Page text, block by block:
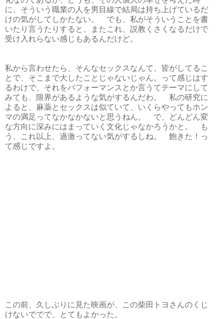
に、そういう職業の人を男目線で結局は持ち上げているだ
けの気がしてしかたない。 でも、私がそういうことを書
いたり言うたりすると、またこれ、説教くさくなるだけで
受け入れらない感じもあるんだけど。
私から言わせたら、そんなセックスなんて、皆がしてるこ
とで、そこまで大したことじゃないじゃん。って感じはす
るわけで、それをパフォーマンスとか言うてテーマにして
みても、限界があるような気がするんだわ。 私の研究に
よると、麻薬とセックスは似ていて、いくらやってもホン
マの満足ってなかなかないと思うねん。 で、どんどん変
な方向に深みにはまっていく文化じゃなかろうかと。 も
う、これ以上、過激ってない気がするしね。 飽きた！っ
て感じですよ。
この前、久しぶりに見た映画が、この柴田トヨさんのくじ
けないででで、とてもよかった。